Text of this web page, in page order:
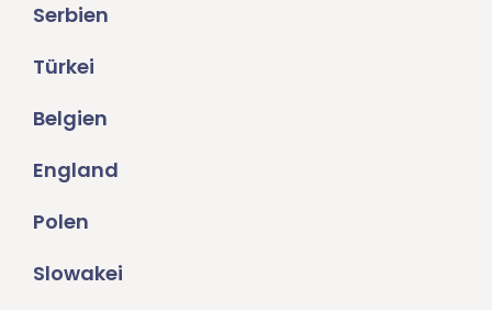
Serbien
Türkei
Belgien
England
Polen
Slowakei